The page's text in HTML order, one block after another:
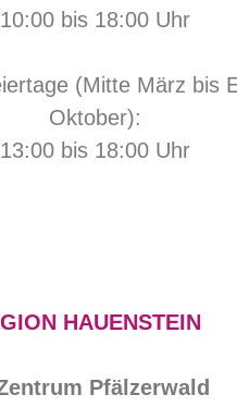
10:00 bis 18:00 Uhr
(Mitte März bis
Oktober):
13:00 bis 18:00 Uhr
HAUENSTEIN
Pfälzerwald